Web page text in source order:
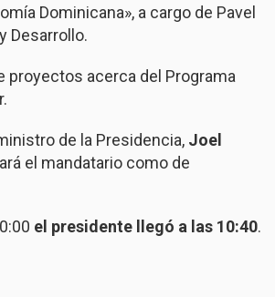
Dominicana», a cargo de Pavel
Desarrollo.
proyectos acerca del Programa
de la Presidencia, Joel
el mandatario como de
el presidente llegó a las 10:40.